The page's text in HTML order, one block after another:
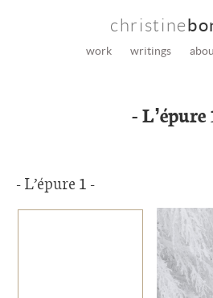
christine
work writings
- L’épure
- L’épure 1 -